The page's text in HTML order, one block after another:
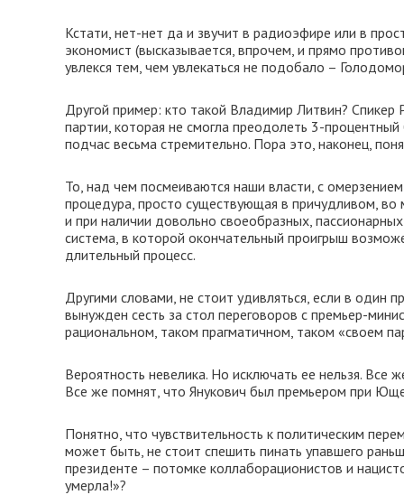
Кстати, нет-нет да и звучит в радиоэфире или в
экономист (высказывается, впрочем, и прямо
увлекся тем, чем увлекаться не подобало –
Другой пример: кто такой Владимир Литвин?
партии, которая не смогла преодолеть 3-
подчас весьма стремительно. Пора это, наконец,
То, над чем посмеиваются наши власти, с
процедура, просто существующая в причудливом, во
и при наличии довольно своеобразных,
система, в которой окончательный проигрыш
длительный процесс.
Другими словами, не стоит удивляться, если в
вынужден сесть за стол переговоров с премьер-
рациональном, таком прагматичном, таком «своем
Вероятность невелика. Но исключать ее нельзя. Все
Все же помнят, что Янукович был премьером при
Понятно, что чувствительность к политическим
может быть, не стоит спешить пинать упавшего
президенте – потомке коллаборационистов и
умерла!»?